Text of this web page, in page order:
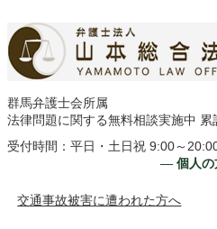
群馬弁護士会所属
法律問題に関する無料相談実施中
受付時間：平日・土日祝 9:00～
― 個人
交通事故被害に遭われた方へ